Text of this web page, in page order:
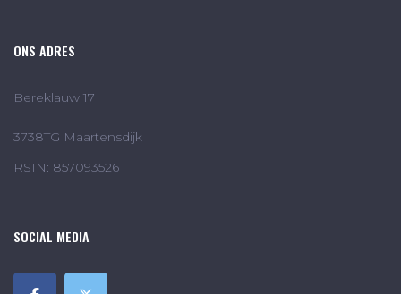
ONS ADRES
Bereklauw 17
3738TG Maartensdijk
RSIN: 857093526
SOCIAL MEDIA